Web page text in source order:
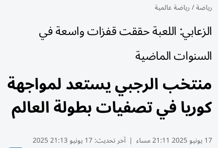
رياضة/رياضة عالمية
الزعابي: اللعبة حققت قفزات واسعة في
السنوات الماضية
منتخب الرجبي يستعد لمواجهة
كوريا في تصفيات بطولة العالم
17 يونيو 2025 21:11 مساء | آخر تحديث:17 يونيو 21:13 2025